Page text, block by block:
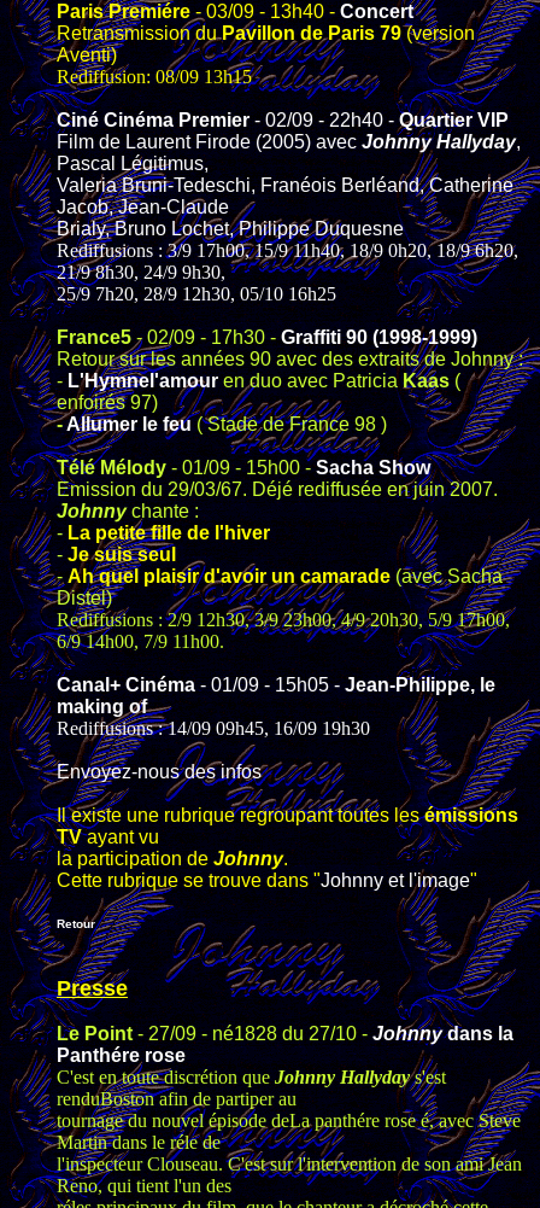
Paris Premiére- 03/09 - 13h40 -Concert
Retransmission duPavillon de Paris 79(version
Aventi)
Rediffusion: 08/09 13h15
Ciné Cinéma Premier - 02/09 - 22h40 -Quartier VIP
Film de Laurent Firode (2005) avecJohnny Hallyday,
Pascal Légitimus,
Valeria Bruni-Tedeschi, Franéois Berléand, Catherine
Jacob, Jean-Claude
Brialy, Bruno Lochet, Philippe Duquesne
Rediffusions : 3/9 17h00, 15/9 11h40, 18/9 0h20, 18/9 6h20,
21/9 8h30, 24/9 9h30,
25/9 7h20, 28/9 12h30, 05/10 16h25
France5- 02/09 - 17h30 -Graffiti 90 (1998-1999)
Retour sur les années 90 avec des extraits de Johnny :
-L'Hymnel'amour en duo avec PatriciaKaas(
enfoirés 97)
-Allumer le feu ( Stade de France 98 )
Télé Mélody- 01/09 - 15h00 -Sacha Show
Emission du 29/03/67. Déjé rediffusée en juin 2007.
Johnnychante :
- La petite fille de l'hiver
-Je suis seul
-Ah quel plaisir d'avoir un camarade(avec Sacha
Distel)
Rediffusions : 2/9 12h30, 3/9 23h00, 4/9 20h30, 5/9 17h00,
6/9 14h00, 7/9 11h00.
Canal+ Cinéma- 01/09 - 15h05 -Jean-Philippe, le
making of
Rediffusions : 14/09 09h45, 16/09 19h30
Envoyez-nous des infos
Il existe une rubrique regroupant toutes lesémissions
TVayant vu
la participation deJohnny.
Cette rubrique se trouve dans "Johnny et l'image"
Retour
Presse
Le Point- 27/09 - né1828 du 27/10 -Johnnydans la
Panthére rose
C'est en toute discrétion queJohnny Hallydays'est
renduBoston afin de partiper au
tournage du nouvel épisode deLa panthére rose é, avec Steve
Martin dans le réle de
l'inspecteur Clouseau. C'est sur l'intervention de son ami Jean
Reno, qui tient l'un des